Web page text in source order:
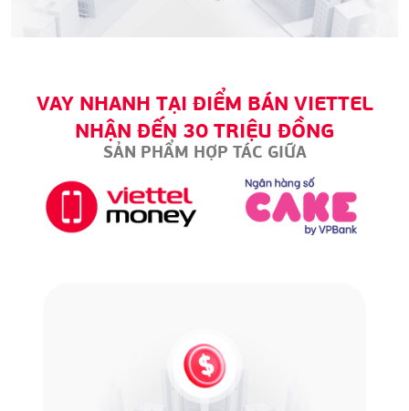
VAY NHANH TẠI ĐIỂM BÁN VIETTEL
NHẬN ĐẾN 30 TRIỆU ĐỒNG
SẢN PHẨM HỢP TÁC GIỮA